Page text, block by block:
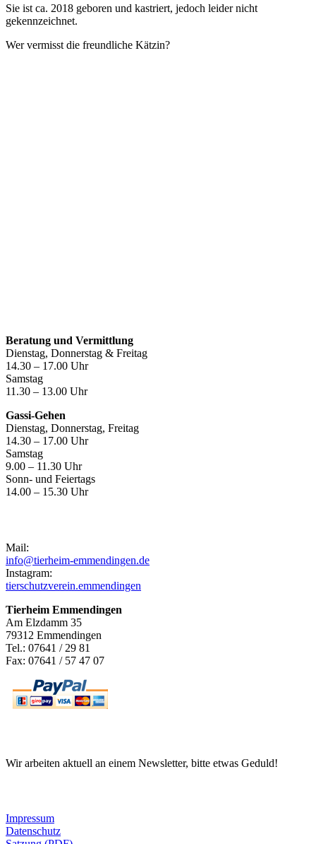
Sie ist ca. 2018 geboren und kastriert, jedoch leider nicht
gekennzeichnet.
Wer vermisst die freundliche Kätzin?
Beratung und Vermittlung
Dienstag, Donnerstag & Freitag
14.30 – 17.00 Uhr
Samstag
11.30 – 13.00 Uhr
Gassi-Gehen
Dienstag, Donnerstag, Freitag
14.30 – 17.00 Uhr
Samstag
9.00 – 11.30 Uhr
Sonn- und Feiertags
14.00 – 15.30 Uhr
Mail:
info@tierheim-emmendingen.de
Instagram:
tierschutzverein.emmendingen
Tierheim Emmendingen
Am Elzdamm 35
79312 Emmendingen
Tel.: 07641 / 29 81
Fax: 07641 / 57 47 07
Wir arbeiten aktuell an einem Newsletter, bitte etwas Geduld!
Impressum
Datenschutz